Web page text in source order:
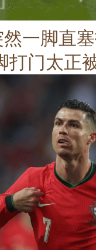
一脚直
打门太正